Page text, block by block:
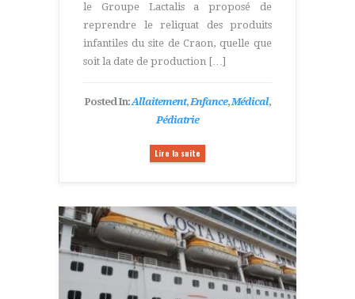
le Groupe Lactalis a proposé de
reprendre le reliquat des produits
infantiles du site de Craon, quelle que
soit la date de production […]
Posted In:Allaitement,Enfance,Médical,
Pédiatrie
Lire la suite